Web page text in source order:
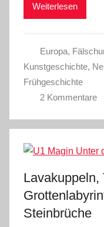
Weiterlesen
Europa,
Kunstgeschichte,
Frühgeschichte
2 Kommentare
Lavakuppeln,
Steinbrüche